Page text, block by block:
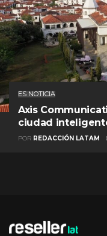
ES NOTICIA
Axis
ciudad
POR REDACCIÓN LATAM